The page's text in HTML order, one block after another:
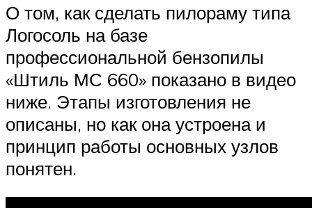
О том, как сделать пилораму типа
Логосоль на базе
профессиональной бензопилы
«Штиль МС 660» показано в видео
ниже. Этапы изготовления не
описаны, но как она устроена и
принцип работы основных узлов
понятен.